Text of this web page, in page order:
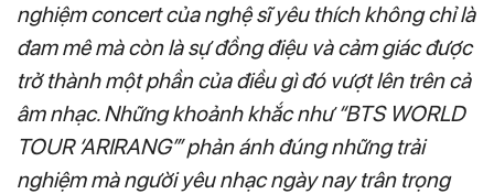
nghiệm concert của nghệ sĩ yêu thích không chỉ là
đam mê mà còn là sự đồng điệu và cảm giác được
trở thành một phần của điều gì đó vượt lên trên cả
âm nhạc. Những khoảnh khắc như “BTS WORLD
TOUR ‘ARIRANG’” phản ánh đúng những trải
nghiệm mà người yêu nhạc ngày nay trân trọng